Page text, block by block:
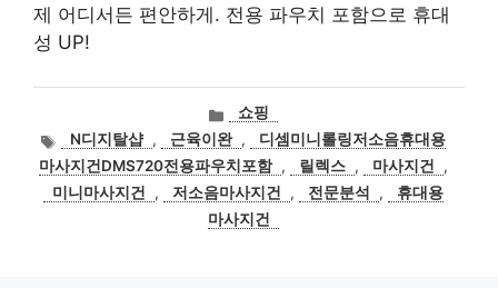
제 어디서든 편안하게. 전용 파우치 포함으로 휴대
성 UP!
카
테
고
리
쇼핑
태
그
N디지탈샵 , 근육이완 ,
디셈미니롤링저소음휴대용
마사지건DMS720전용파우치포함 , 릴렉스 , 마사지건
,
미니마사지건
, 저소음마사지건 , 전문분석 ,
휴대용
마사지건